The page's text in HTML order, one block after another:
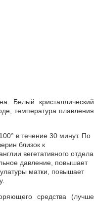
Белый кристаллический
температура плавления
в течение 30 минут. По
близок к
вегетативного отдела
давление, повышает
матки, повышает
средства (лучше